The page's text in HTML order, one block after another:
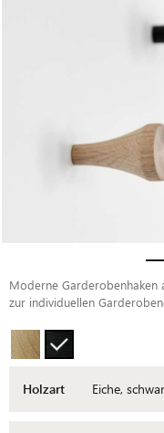
Moderne Garderobenhaken
zur individuellen
Holzart Eiche,